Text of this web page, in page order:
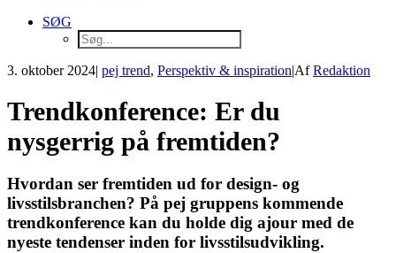
SØG
3. oktober 2024| pej trend, Perspektiv & inspiration|AfRedaktion
Trendkonference: Er du
nysgerrig på fremtiden?
Hvordan ser fremtiden ud for design- og
livsstilsbranchen? På pej gruppens kommende
trendkonference kan du holde dig ajour med de
nyeste tendenser inden for livsstilsudvikling.